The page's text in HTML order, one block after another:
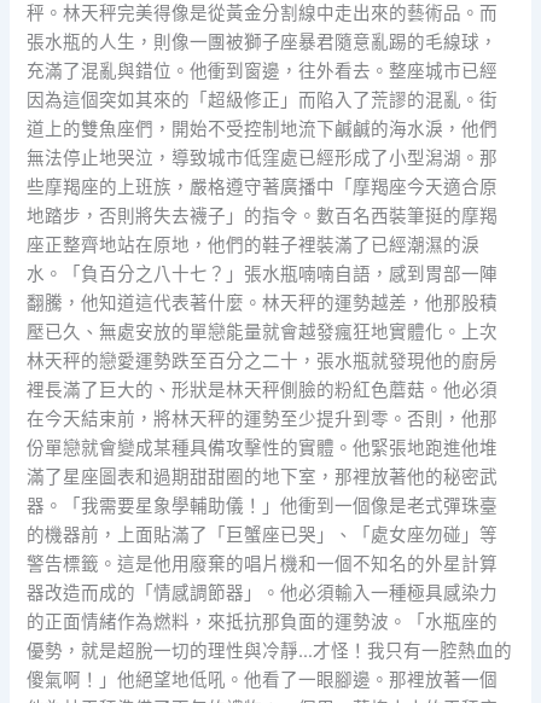
秤。林天秤完美得像是從黃金分割線中走出來的藝術品。而
張水瓶的人生，則像一團被獅子座暴君隨意亂踢的毛線球，
充滿了混亂與錯位。他衝到窗邊，往外看去。整座城市已經
因為這個突如其來的「超級修正」而陷入了荒謬的混亂。街
道上的雙魚座們，開始不受控制地流下鹹鹹的海水淚，他們
無法停止地哭泣，導致城市低窪處已經形成了小型潟湖。那
些摩羯座的上班族，嚴格遵守著廣播中「摩羯座今天適合原
地踏步，否則將失去襪子」的指令。數百名西裝筆挺的摩羯
座正整齊地站在原地，他們的鞋子裡裝滿了已經潮濕的淚
水。「負百分之八十七？」張水瓶喃喃自語，感到胃部一陣
翻騰，他知道這代表著什麼。林天秤的運勢越差，他那股積
壓已久、無處安放的單戀能量就會越發瘋狂地實體化。上次
林天秤的戀愛運勢跌至百分之二十，張水瓶就發現他的廚房
裡長滿了巨大的、形狀是林天秤側臉的粉紅色蘑菇。他必須
在今天結束前，將林天秤的運勢至少提升到零。否則，他那
份單戀就會變成某種具備攻擊性的實體。他緊張地跑進他堆
滿了星座圖表和過期甜甜圈的地下室，那裡放著他的秘密武
器。「我需要星象學輔助儀！」他衝到一個像是老式彈珠臺
的機器前，上面貼滿了「巨蟹座已哭」、「處女座勿碰」等
警告標籤。這是他用廢棄的唱片機和一個不知名的外星計算
器改造而成的「情感調節器」。他必須輸入一種極具感染力
的正面情緒作為燃料，來抵抗那負面的運勢波。「水瓶座的
優勢，就是超脫一切的理性與冷靜…才怪！我只有一腔熱血的
傻氣啊！」他絕望地低吼。他看了一眼腳邊。那裡放著一個